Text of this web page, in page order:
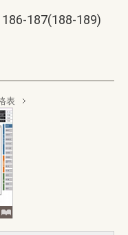
187(188-189)
表